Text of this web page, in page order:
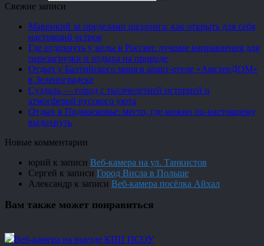
Свежие записи
Маврикий за пределами шезлонга: как открыть для себя
настоящий остров
Где отдохнуть у воды в России: лучшие направления для
перезагрузки и отдыха на природе
Отдых у Балтийского моря в апарт-отеле «АмстерДОМ»
в Зеленоградске
Суздаль — город с тысячелетней историей и
атмосферой русского уюта
Отдых в Подмосковье: место, где можно по-настоящему
выдохнуть
Новые комментарии
юрий к записи Веб-камера на ул. Танкистов
Сергей к записи Город Висла в Польше
Александр к записи Веб-камера посёлка Айхал
Вам также может понравиться
Веб-камера на выезде КПП ПСОУ